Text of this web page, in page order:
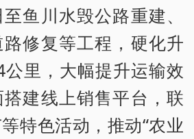
鱼川水毁公路重建、
修复等工程，硬化升
里，大幅提升运输效
建线上销售平台，联
特色活动，推动“农业